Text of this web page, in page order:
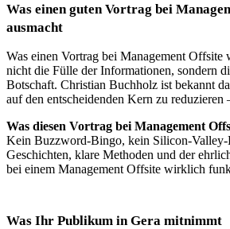
Was einen guten Vortrag bei
ausmacht
Was einen Vortrag bei Management
nicht die Fülle der Informationen, sondern
Botschaft. Christian Buchholz ist bekannt
auf den entscheidenden Kern zu reduzieren
Was diesen Vortrag bei Management
Kein Buzzword-Bingo, kein Silicon-Valley-
Geschichten, klare Methoden und der
bei einem Management Offsite wirklich
Was Ihr Publikum in Gera mitnimmt